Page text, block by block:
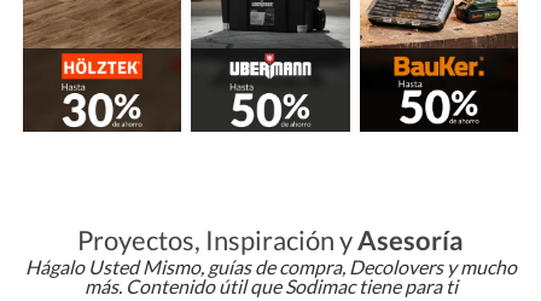
Proyectos, Inspiración yAsesoría
Hágalo Usted Mismo, guías de compra, Decolovers y mucho
más. Contenido útil que Sodimac tiene para ti